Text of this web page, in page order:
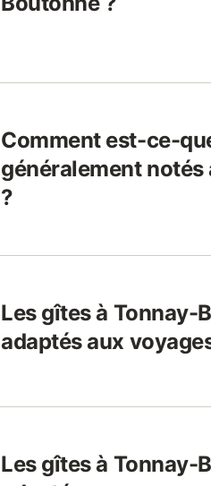
Comment est-ce-
généralement
?
Les gîtes à
adaptés aux
Les gîtes à